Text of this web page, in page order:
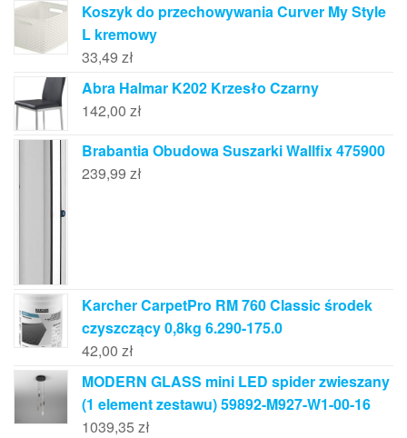
Koszyk do przechowywania Curver My Style
L kremowy
33,49 zł
Abra Halmar K202 Krzesło Czarny
142,00 zł
Brabantia Obudowa Suszarki Wallfix 475900
239,99 zł
Karcher CarpetPro RM 760 Classic środek
czyszczący 0,8kg 6.290-175.0
42,00 zł
MODERN GLASS mini LED spider zwieszany
(1 element zestawu) 59892-M927-W1-00-16
1039,35 zł